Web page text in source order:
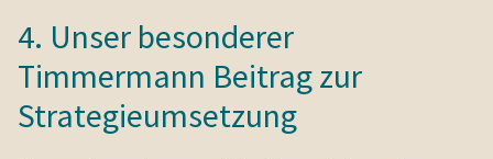
4. Unser besonderer
Timmermann Beitrag zur
Strategieumsetzung